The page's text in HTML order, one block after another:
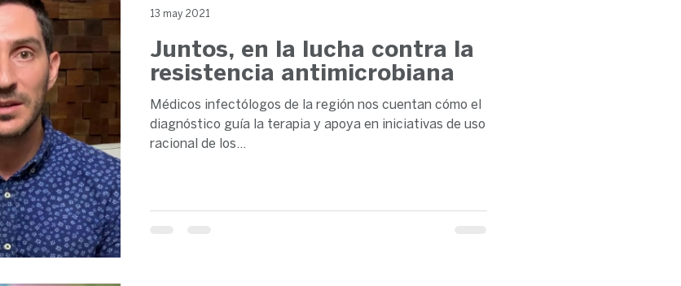
Juntos, en la lucha contra la
resistencia antimicrobiana
Médicos infectólogos de la región nos cuentan cómo el
diagnóstico guía la terapia y apoya en iniciativas de uso
racional de los...
13 may 2021